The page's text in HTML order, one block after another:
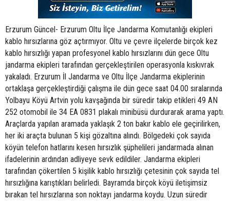
Erzurum Güncel- Erzurum Oltu İlçe Jandarma Komutanlığı ekipleri
kablo hırsızlarına göz açtırmıyor. Oltu ve çevre ilçelerde birçok kez
kablo hırsızlığı yapan profesyonel kablo hırsızlarını dün gece Oltu
jandarma ekipleri tarafından gerçekleştirilen operasyonla kıskıvrak
yakaladı. Erzurum İl Jandarma ve Oltu İlçe Jandarma ekiplerinin
ortaklaşa gerçekleştirdiği çalışma ile dün gece saat 04.00 sıralarında
Yolbayu Köyü Artvin yolu kavşağında bir süredir takip etikleri 49 AN
252 otomobil ile 34 EA 0831 plakalı minibüsü durdurarak arama yaptı.
Araçlarda yapılan aramada yaklaşık 2 ton bakır kablo ele geçirilirken,
her iki araçta bulunan 5 kişi gözaltına alındı. Bölgedeki çok sayıda
köyün telefon hatlarını kesen hırsızlık şüphelileri jandarmada alınan
ifadelerinin ardından adliyeye sevk edildiler. Jandarma ekipleri
tarafından çökertilen 5 kişilik kablo hırsızlığı çetesinin çok sayıda tel
hırsızlığına karıştıkları belirledi. Bayramda birçok köyü iletişimsiz
bırakan tel hırsızlarına son noktayı jandarma koydu. Uzun süredir